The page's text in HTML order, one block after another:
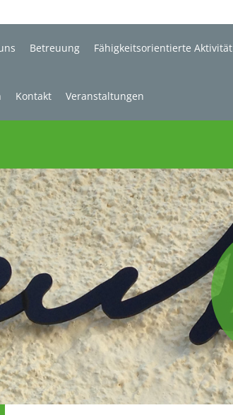
Betreuung Fähigkeitsorientierte Aktivität
Kontakt Veranstaltungen